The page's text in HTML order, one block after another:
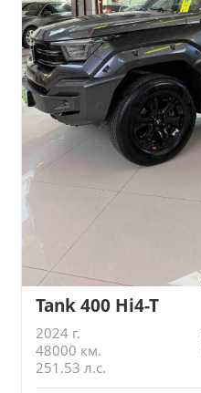
Tank 400 Hi4-T
2024 г.
48000 км.
251.53 л.с.